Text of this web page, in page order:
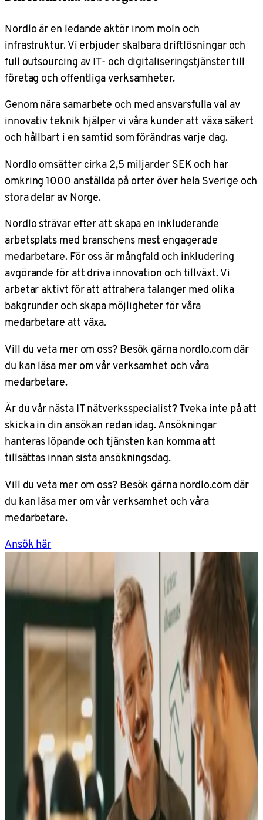
Nordlo är en ledande aktör inom moln och
infrastruktur. Vi erbjuder skalbara driftlösningar och
full outsourcing av IT- och digitaliseringstjänster till
företag och offentliga verksamheter.
Genom nära samarbete och med ansvarsfulla val av
innovativ teknik hjälper vi våra kunder att växa säkert
och hållbart i en samtid som förändras varje dag.
Nordlo omsätter cirka 2,5 miljarder SEK och har
omkring 1000 anställda på orter över hela Sverige och
stora delar av Norge.
Nordlo strävar efter att skapa en inkluderande
arbetsplats med branschens mest engagerade
medarbetare. För oss är mångfald och inkludering
avgörande för att driva innovation och tillväxt. Vi
arbetar aktivt för att attrahera talanger med olika
bakgrunder och skapa möjligheter för våra
medarbetare att växa.
Vill du veta mer om oss? Besök gärna nordlo.com där
du kan läsa mer om vår verksamhet och våra
medarbetare.
Är du vår nästa IT nätverksspecialist? Tveka inte på att
skicka in din ansökan redan idag. Ansökningar
hanteras löpande och tjänsten kan komma att
tillsättas innan sista ansökningsdag.
Vill du veta mer om oss? Besök gärna nordlo.com där
du kan läsa mer om vår verksamhet och våra
medarbetare.
Ansök här